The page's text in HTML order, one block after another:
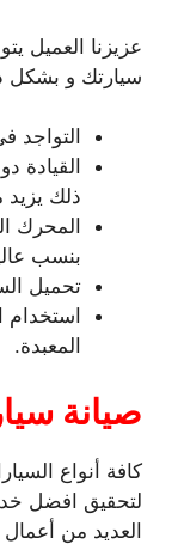
عزيزنا العميل
سيارتك و بشكل
التواجد
القيادة
ذلك
المحرك
بنسب
تحميل
استخدام
المعبدة.
صيانة
كافة أنواع
لتحقيق افضل
العديد من